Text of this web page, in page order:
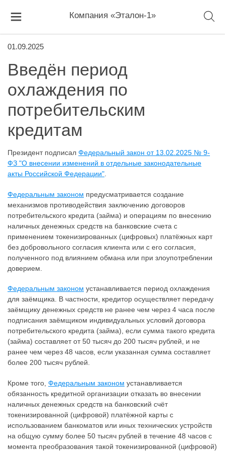
Компания «Эталон-1»
01.09.2025
Введён период
охлаждения по
потребительским
кредитам
Президент подписал Федеральный закон от 13.02.2025 № 9-
ФЗ "О внесении изменений в отдельные законодательные
акты Российской Федерации"
Федеральным законом предусматривается создание
механизмов противодействия заключению договоров
потребительского кредита (займа) и операциям по внесению
наличных денежных средств на банковские счета с
применением токенизированных (цифровых) платёжных карт
без добровольного согласия клиента или с его согласия,
полученного под влиянием обмана или при злоупотреблении
доверием.
Федеральным законом устанавливается период охлаждения
для заёмщика. В частности, кредитор осуществляет передачу
заёмщику денежных средств не ранее чем через 4 часа после
подписания заёмщиком индивидуальных условий договора
потребительского кредита (займа), если сумма такого кредита
(займа) составляет от 50 тысяч до 200 тысяч рублей, и не
ранее чем через 48 часов, если указанная сумма составляет
более 200 тысяч рублей.
Кроме того, Федеральным законом устанавливается
обязанность кредитной организации отказать во внесении
наличных денежных средств на банковский счёт
токенизированной (цифровой) платёжной карты с
использованием банкоматов или иных технических устройств
на общую сумму более 50 тысяч рублей в течение 48 часов с
момента преобразования такой токенизированной (цифровой)